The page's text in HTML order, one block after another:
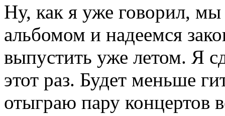
Ну, как я уже говорил,
альбомом и надеемся
выпустить уже летом. Я
этот раз. Будет меньше
отыграю пару концертов